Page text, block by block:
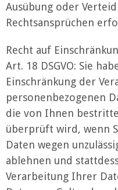
Ausübung oder
Rechtsansprüchen
Recht auf
Art. 18 DSGVO: Sie
Einschränkung der
personenbezogenen
die von Ihnen
überprüft wird, wenn
Daten wegen
ablehnen und
Verarbeitung Ihrer